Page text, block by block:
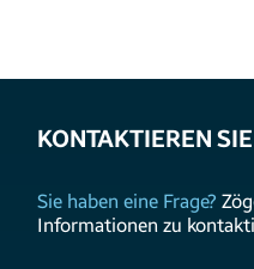
KONTAKTIEREN
Sie haben eine Frage?
Informationen zu